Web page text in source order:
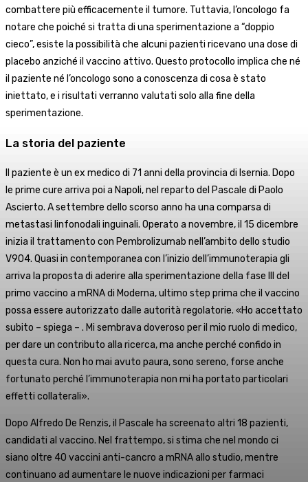
combattere più efficacemente il tumore. Tuttavia, l’oncologo fa
notare che poiché si tratta di una sperimentazione a “doppio
cieco”, esiste la possibilità che alcuni pazienti ricevano una dose di
placebo anziché il vaccino attivo. Questo protocollo implica che né
il paziente né l’oncologo sono a conoscenza di cosa è stato
iniettato, e i risultati verranno valutati solo alla fine della
sperimentazione.
La storia del paziente
Il paziente è un ex medico di 71 anni della provincia di Isernia. Dopo
le prime cure arriva poi a Napoli, nel reparto del Pascale di Paolo
Ascierto. A settembre dello scorso anno ha una comparsa di
metastasi linfonodali inguinali. Operato a novembre, il 15 dicembre
inizia il trattamento con Pembrolizumab nell’ambito dello studio
V904. Quasi in contemporanea con l’inizio dell’immunoterapia gli
arriva la proposta di aderire alla sperimentazione della fase III del
primo vaccino a mRNA di Moderna, ultimo step prima che il vaccino
possa essere autorizzato dalle autorità regolatorie. «Ho accettato
subito – spiega – . Mi sembrava doveroso per il mio ruolo di medico,
per dare un contributo alla ricerca, ma anche perché confido in
questa cura. Non ho mai avuto paura, sono sereno, forse anche
fortunato perché l’immunoterapia non mi ha portato particolari
effetti collaterali».
Dopo Alfredo De Renzis, il Pascale ha screenato altri 18 pazienti,
candidati al vaccino. Nel frattempo, si stima che nel mondo ci
siano oltre 40 vaccini anti-cancro a mRNA allo studio, mentre
continuano ad aumentare le nuove indicazioni per farmaci